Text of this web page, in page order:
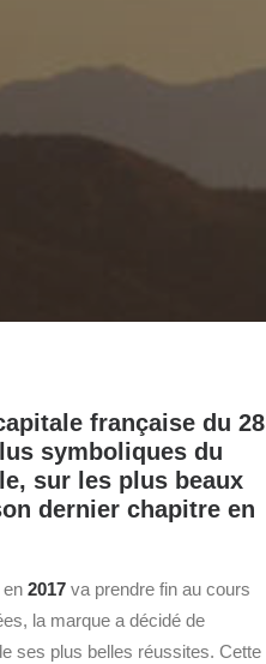
française du 28
symboliques du
sur les plus beaux
dernier chapitre en
en 2017 va prendre fin au cours
la marque a décidé de
ses plus belles réussites. Cette